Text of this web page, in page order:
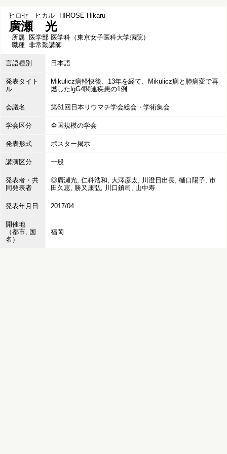
ヒロセ ヒカル HIROSE Hikaru
廣瀬 光
所属 医学部 医学科（東京女子医科大学病院）
職種 非常勤講師
言語種別 日本語
発表タイト
ル
Mikulicz病軽快後、13年を経て、Mikulicz病と肺病変で再
燃したlgG4関連疾患の1例
会議名 第61回日本リウマチ学会総会・学術集会
学会区分 全国規模の学会
発表形式 ポスター掲示
講演区分 一般
発表者・共
同発表者
◎廣瀬光, 仁科浩和, 大澤彦太, 川澄日出長, 樋口陽子, 市
田久恵, 勝又康弘, 川口鎮司, 山中寿
発表年月日 2017/04
開催地
（都市, 国
名）
福岡